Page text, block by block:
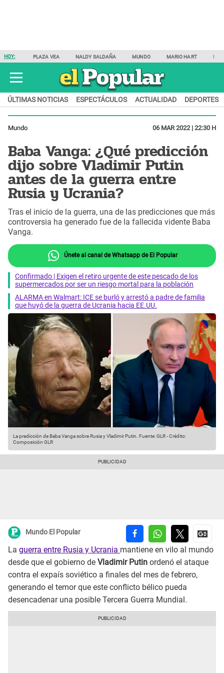
HOY: PLAZA VEA NALDY SALDAÑA MUNDO MARIO HART
ÚLTIMAS NOTICIAS ESPECTÁCULOS ACTUALIDAD DEPORTES
Mundo 06 MAR 2022 | 22:30 H
Baba Vanga: ¿Qué predicción
dijo sobre Vladimir Putin
antes de la guerra entre
Rusia y Ucrania?
Tras el inicio de la guerra, una de las predicciones que más
controversia ha generado fue de la fallecida vidente Baba
Vanga.
Únete al canal de Whatsapp de El Popular
Confirmado | Exigen el retiro urgente de este pescado de los
supermercados por ser un riesgo mortal para la población
ALARMA en Walmart: ICE se burló y arrestó a padre de familia
que huyó de la guerra de Ucrania hacia EE.UU.
La predicción de Baba Vanga sobre Rusia y Vladimir Putin. Fuente: GLR-Crédito:
Composición GLR
Mundo El Popular
La guerra entre Rusia y Ucrania mantiene en vilo al mundo
desde que el gobierno de Vladimir Putin ordenó el ataque
contra el expaís soviético a finales del mes de febrero,
generando el temor que este conflicto bélico pueda
desencadenar una posible Tercera Guerra Mundial.